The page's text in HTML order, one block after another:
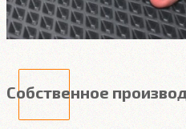
Собственное